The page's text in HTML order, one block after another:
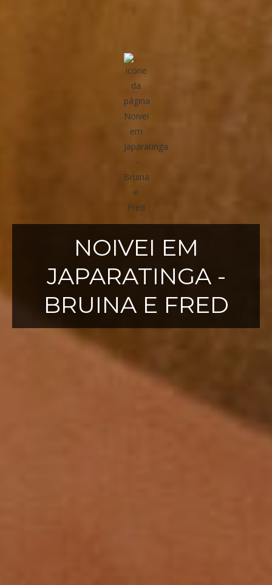
NOIVEI EM
JAPARATINGA -
BRUINA E FRED